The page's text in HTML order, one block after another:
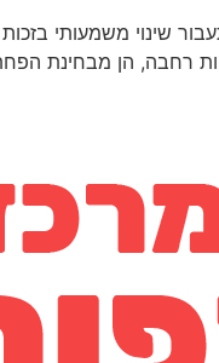
שינוי משמעותי
רחבה, הן מבחינת